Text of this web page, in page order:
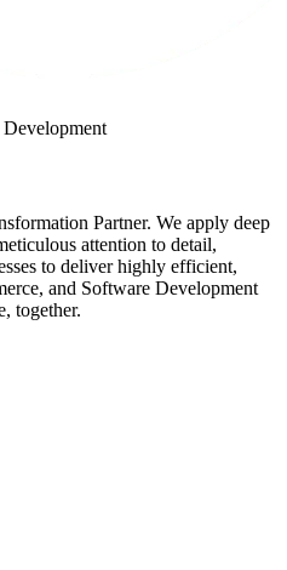
Partner. We apply deep
attention to detail,
to deliver highly efficient,
and Software Development
together.